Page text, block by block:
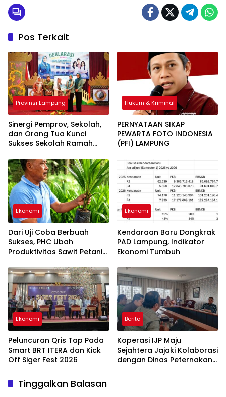
Pos Terkait
Provinsi Lampung
Sinergi Pemprov, Sekolah,
dan Orang Tua Kunci
Sukses Sekolah Ramah
Hukum & Kriminal
PERNYATAAN SIKAP ​
PEWARTA FOTO INDONESIA
(PFI) LAMPUNG
Ekonomi
Dari Uji Coba Berbuah
Sukses, PHC Ubah
Produktivitas Sawit Petani
Ekonomi
Kendaraan Baru Dongkrak
PAD Lampung, Indikator
Ekonomi Tumbuh
Ekonomi
Peluncuran Qris Tap Pada
Smart BRT ITERA dan Kick
Off Siger Fest 2026
Berita
Koperasi IJP Maju
Sejahtera Jajaki Kolaborasi
dengan Dinas Peternakan
Tinggalkan Balasan